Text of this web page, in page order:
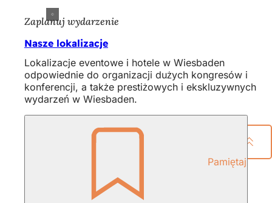
Zaplanuj wydarzenie
Nasze lokalizacje
Lokalizacje eventowe i hotele w Wiesbaden
odpowiednie do organizacji dużych kongresów i
konferencji, a także prestiżowych i ekskluzywnych
wydarzeń w Wiesbaden.
Pamiętaj
Udostępnij stronę